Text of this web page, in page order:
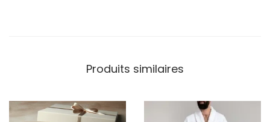
Produits similaires